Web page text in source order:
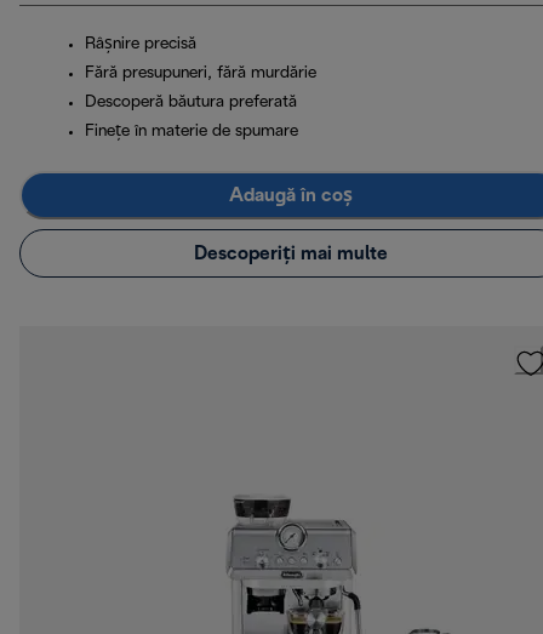
Râșnire precisă
Fără presupuneri, fără murdărie
Descoperă băutura preferată
Finețe în materie de spumare
Adaugă în coș
Descoperiți mai multe